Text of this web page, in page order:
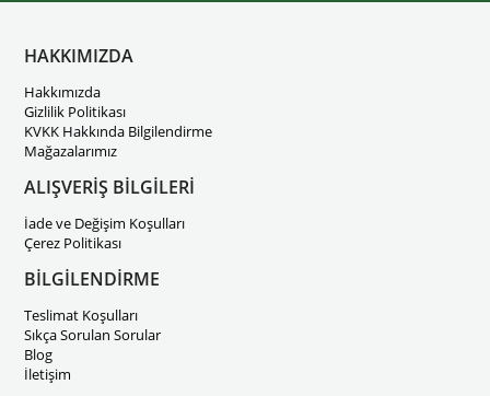
HAKKIMIZDA
Hakkımızda
Gizlilik Politikası
KVKK Hakkında Bilgilendirme
Mağazalarımız
ALIŞVERİŞ BİLGİLERİ
İade ve Değişim Koşulları
Çerez Politikası
BİLGİLENDİRME
Teslimat Koşulları
Sıkça Sorulan Sorular
Blog
İletişim